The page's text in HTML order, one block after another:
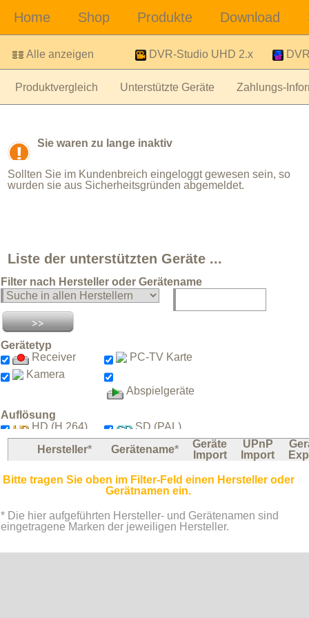
Alle anzeigen DVR-Studio UHD 2.x
Produktvergleich Unterstützte Geräte Zahlungs-
Sie waren zu lange inaktiv
Sollten Sie im Kundenbreich eingeloggt gewesen sein, so
wurden sie aus Sicherheitsgründen abgemeldet.
Liste der unterstützten Geräte ...
Filter nach Hersteller oder Gerätename
Gerätetyp
Receiver
PC-TV Karte
Kamera
Abspielgeräte
Auflösung
HD (H.264)
SD (PAL)
Filtern nach:
Die Aufnahmen aller hier gelisteten
Geräte (0) können verarbeitet und
exportiert werden.
Status und Informationen zum
spezifischen Geräte-Export
(bearbeitete Aufnahmen auf das Gerät
zurück speichern) entnehmen Sie der
Spalte "Geräte Export".
Hersteller* Gerätename*
Geräte
Import
UPnP
Import
Bitte tragen Sie oben im Filter-Feld einen Hersteller oder
Gerätnamen ein.
* Die hier aufgeführten Hersteller- und Gerätenamen sind
eingetragene Marken der jeweiligen Hersteller.